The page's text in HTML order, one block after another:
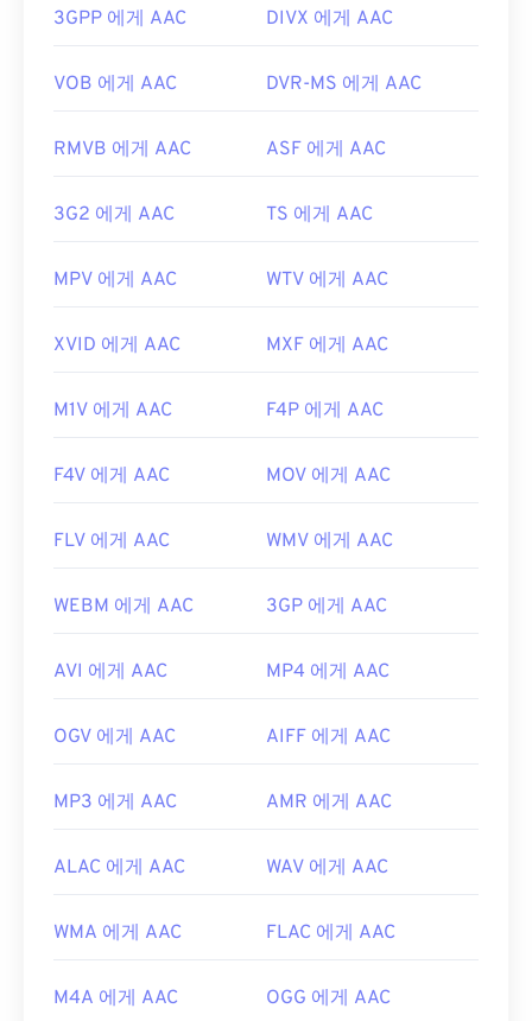
최초 출시:2002년
https://en.wikipedia.org/wiki/마트로스카
https://www.matroska.org/
ISO/IEC MPEG 오디오 위원회
최초 출시: 1997년
https://en.wikipedia.org/wiki/고급_오디오_코딩
browse=tc
3GPP 에게 AAC DIVX 에게 AAC
VOB 에게 AAC DVR-MS 에게 AAC
RMVB 에게 AAC ASF 에게 AAC
3G2 에게 AAC TS 에게 AAC
MPV 에게 AAC WTV 에게 AAC
XVID 에게 AAC MXF 에게 AAC
M1V 에게 AAC F4P 에게 AAC
F4V 에게 AAC MOV 에게 AAC
FLV 에게 AAC WMV 에게 AAC
WEBM 에게 AAC 3GP 에게 AAC
AVI 에게 AAC MP4 에게 AAC
OGV 에게 AAC AIFF 에게 AAC
MP3 에게 AAC AMR 에게 AAC
ALAC 에게 AAC WAV 에게 AAC
WMA 에게 AAC FLAC 에게 AAC
M4A 에게 AAC OGG 에게 AAC